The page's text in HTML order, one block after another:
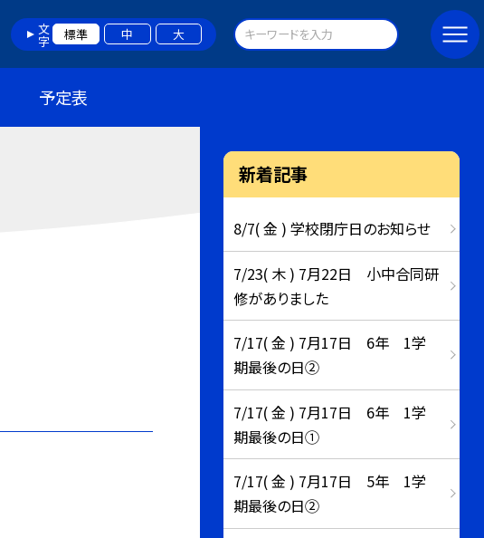
文字 標準 中 大
予定表
新着記事
8/7( 金 ) 学校閉庁日のお知らせ
7/23( 木 ) 7月22日 小中合同研
修がありました
7/17( 金 ) 7月17日 6年 1学
期最後の日②
7/17( 金 ) 7月17日 6年 1学
期最後の日①
7/17( 金 ) 7月17日 5年 1学
期最後の日②